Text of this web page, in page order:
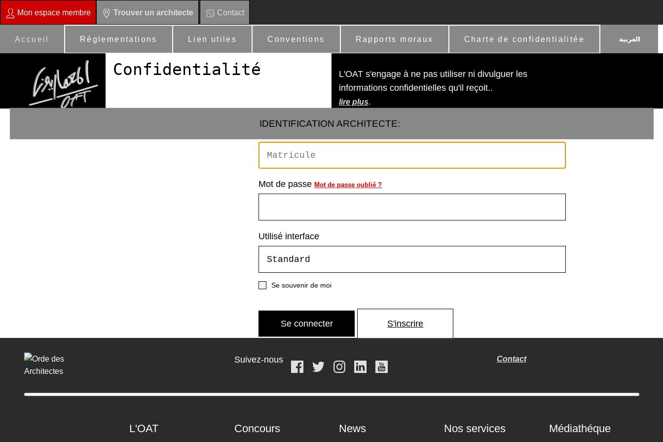
Contact
Trouver un architecte
Mon espace membre
Accueil Réglementations Lien utiles Conventions Rapports moraux Charte de confidentialitée
Confidentialité
L'OAT s'engage à ne pas utiliser ni divulguer les
informations confidentielles qu'il reçoit..
lire plus.
IDENTIFICATION ARCHITECTE:
Mot de passe Mot de passe oublié ?
Utilisé interface
Se souvenir de moi
Se connecter S'inscrire
Suivez-nous Contact
L'OAT Concours News Nos services Médiathéque